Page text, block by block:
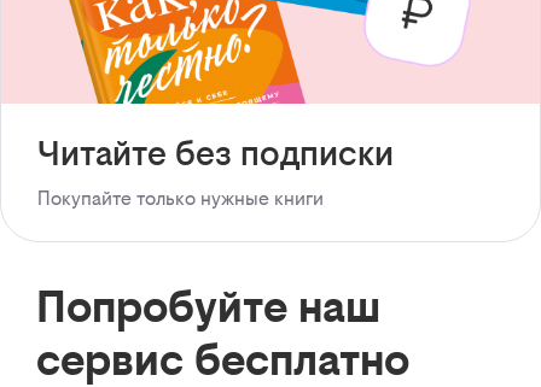
Читайте без подписки
Покупайте только нужные книги
Попробуйте наш
сервис бесплатно